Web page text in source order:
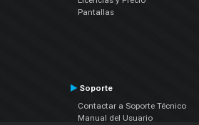
Pantallas
Soporte
Contactar a Soporte Técnico
Manual del Usuario